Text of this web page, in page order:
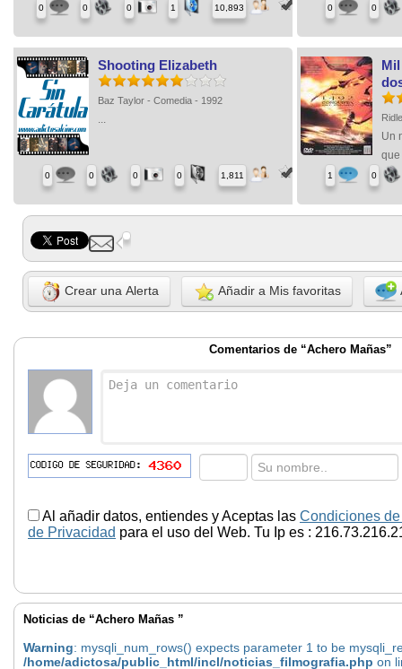
0 0 0 1 10,893 0 0
Shooting Elizabeth
Baz Taylor - Comedia - 1992
...
0 0 0 0 1,811
Un
que
1 0
Crear una Alerta Añadir a Mis favoritas
Comentarios de “Achero Mañas”
Al añadir datos, entiendes y Aceptas las Condiciones
de Privacidad para el uso del Web. Tu Ip es :
Noticias de “Achero Mañas ”
Warning: mysqli_num_rows() expects parameter 1 to be
/home/adictosa/public_html/incl/noticias_filmografia.php on